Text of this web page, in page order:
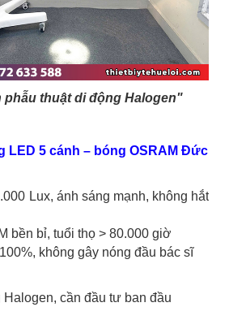
phẫu thuật di động Halogen"
LED 5 cánh – bóng OSRAM Đức
Lux, ánh sáng mạnh, không hắt
bền bỉ, tuổi thọ > 80.000 giờ
không gây nóng đầu bác sĩ
cần đầu tư ban đầu